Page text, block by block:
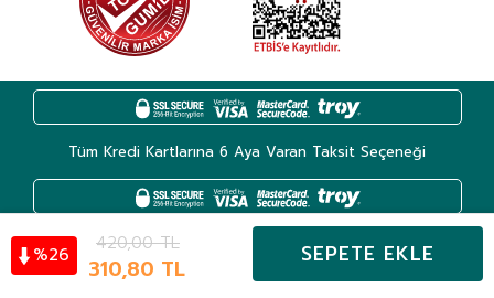
%26 420,00TL
310,80 TL SEPETE EKLE
Tüm Kredi Kartlarına 6 Aya Varan Taksit Seçeneği
Kategoriler Hesabım Favoriler Sepet